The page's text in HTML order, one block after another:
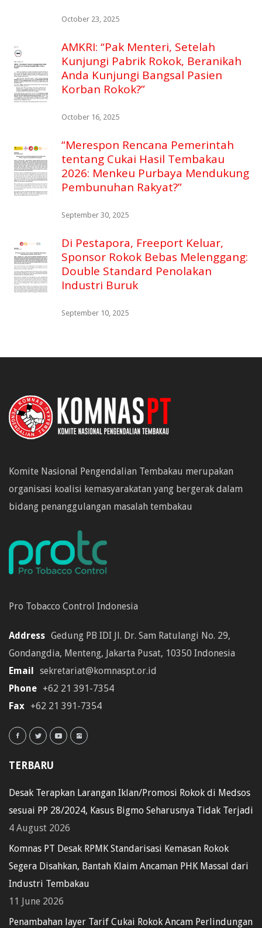
October 23, 2025
AMKRI: “Pak Menteri, Setelah
Kunjungi Pabrik Rokok, Beranikah
Anda Kunjungi Bangsal Pasien
Korban Rokok?”
October 16, 2025
“Merespon Rencana Pemerintah
tentang Cukai Hasil Tembakau
2026: Menkeu Purbaya Mendukung
Pembunuhan Rakyat?”
September 30, 2025
Di Pestapora, Freeport Keluar,
Sponsor Rokok Bebas Melenggang:
Double Standard Penolakan
Industri Buruk
September 10, 2025
Komite Nasional Pengendalian Tembakau merupakan
organisasi koalisi kemasyarakatan yang bergerak dalam
bidang penanggulangan masalah tembakau
Pro Tobacco Control Indonesia
Address Gedung PB IDI Jl. Dr. Sam Ratulangi No. 29,
Gondangdia, Menteng, Jakarta Pusat, 10350 Indonesia
Email
sekretariat@komnaspt.or.id
Phone +62 21 391-7354
Fax +62 21 391-7354
TERBARU
Desak Terapkan Larangan Iklan/Promosi Rokok di Medsos
sesuai PP 28/2024, Kasus Bigmo Seharusnya Tidak Terjadi
4 August 2026
Komnas PT Desak RPMK Standarisasi Kemasan Rokok
Segera Disahkan, Bantah Klaim Ancaman PHK Massal dari
Industri Tembakau
11 June 2026
Penambahan layer Tarif Cukai Rokok Ancam Perlindungan